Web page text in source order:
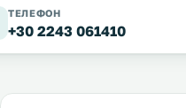
ТЕЛЕФОН
+30 2243 061410